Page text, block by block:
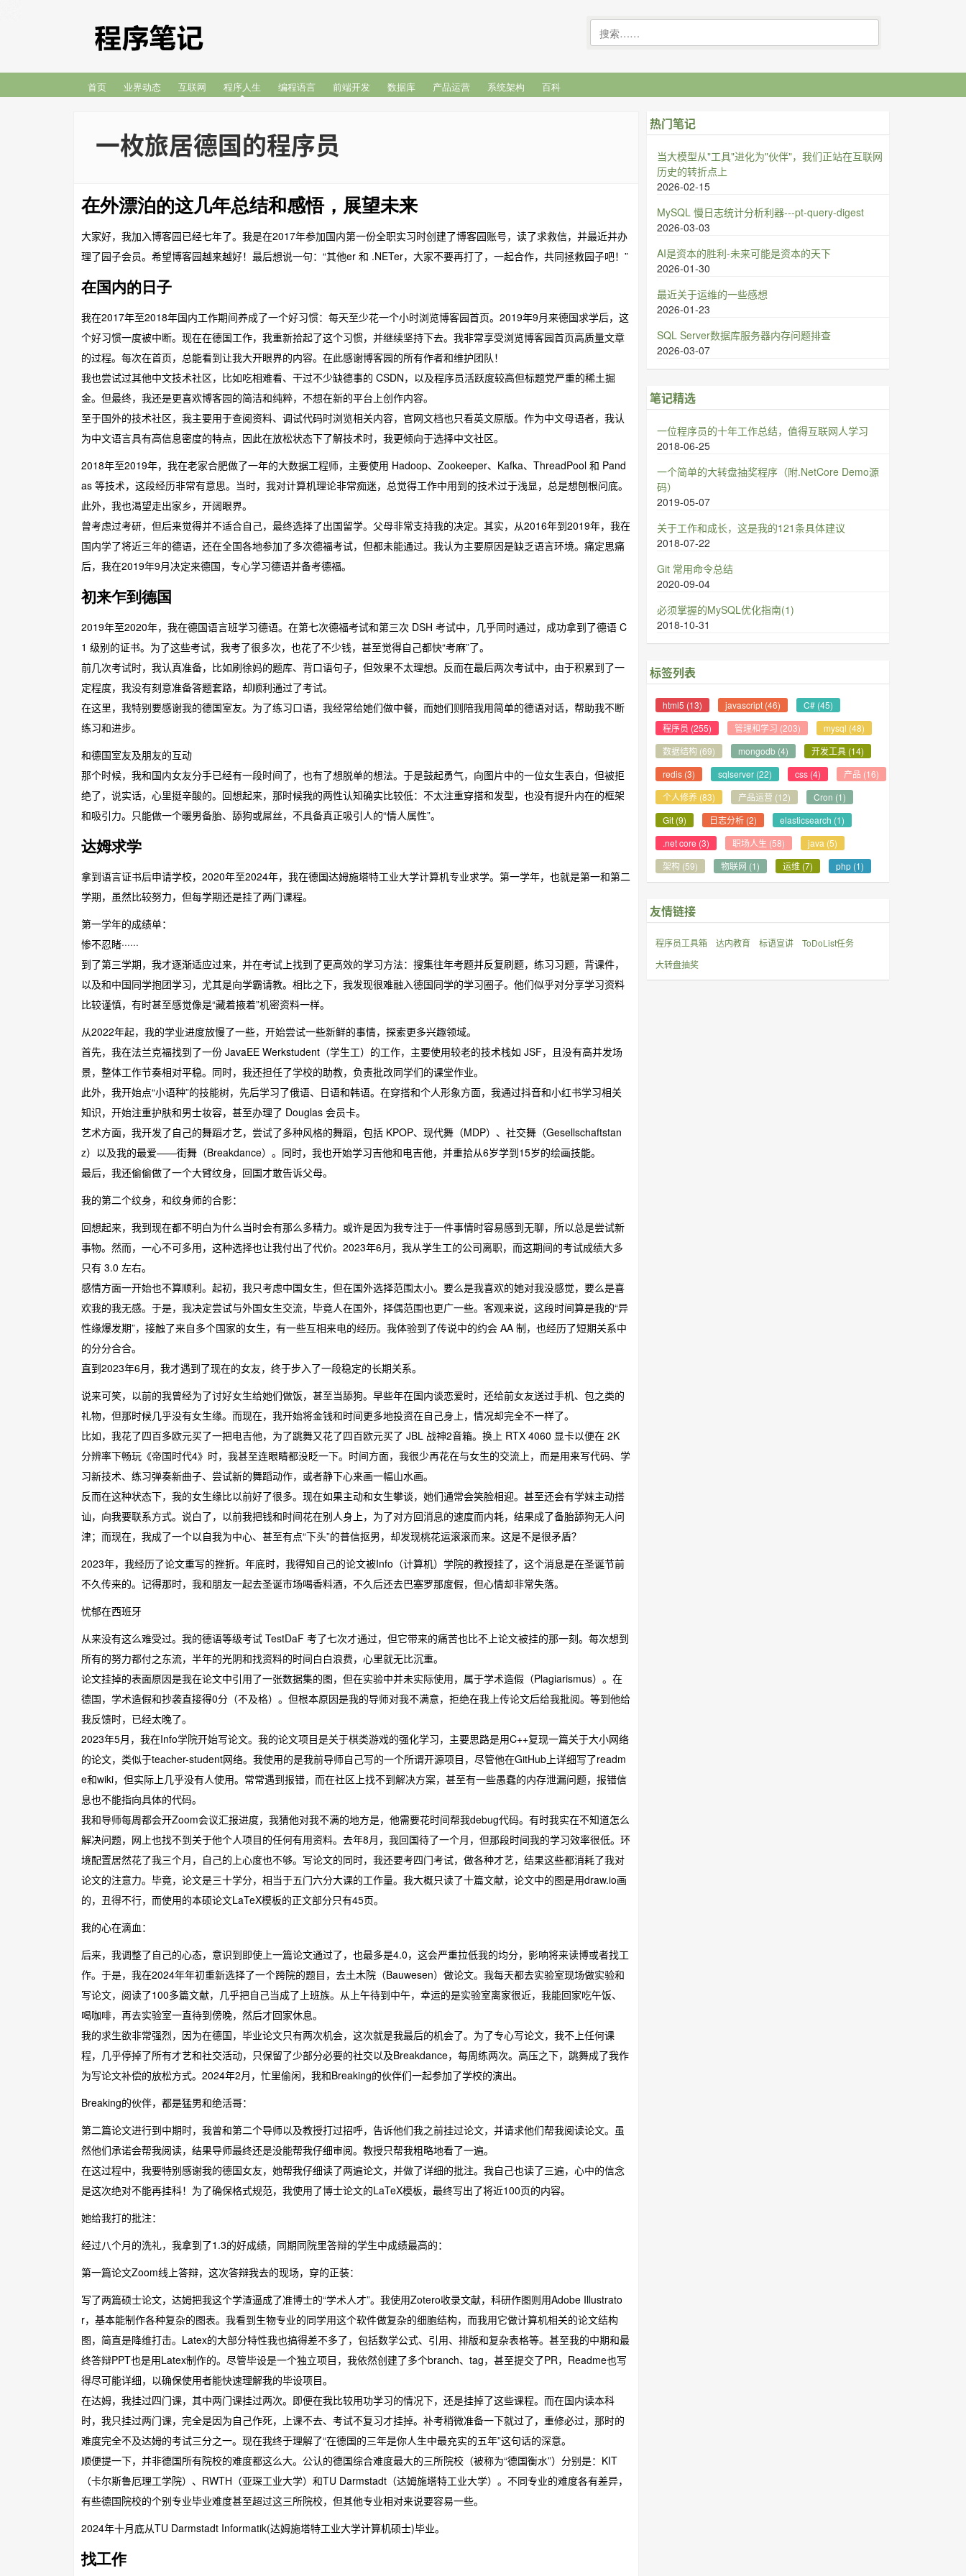
首页 业界动态 互联网 程序人生 编程语言 前端开发 数据库 产品运营 系统架构 百科
一枚旅居德国的程序员
在外漂泊的这几年总结和感悟，展望未来
大家好，我加入博客园已经七年了。我是在2017年参加国内第一份全职实习时创建了博客园账号，读了求救信，并最近并办
理了园子会员。希望博客园越来越好！最后想说一句：“其他er 和 .NETer，大家不要再打了，一起合作，共同拯救园子吧！”
在国内的日子
我在2017年至2018年国内工作期间养成了一个好习惯：每天至少花一个小时浏览博客园首页。2019年9月来德国求学后，这
个好习惯一度被中断。现在在德国工作，我重新拾起了这个习惯，并继续坚持下去。我非常享受浏览博客园首页高质量文章
的过程。每次在首页，总能看到让我大开眼界的内容。在此感谢博客园的所有作者和维护团队！
我也尝试过其他中文技术社区，比如吃相难看、干过不少缺德事的 CSDN，以及程序员活跃度较高但标题党严重的稀土掘
金。但最终，我还是更喜欢博客园的简洁和纯粹，不想在新的平台上创作内容。
至于国外的技术社区，我主要用于查阅资料、调试代码时浏览相关内容，官网文档也只看英文原版。作为中文母语者，我认
为中文语言具有高信息密度的特点，因此在放松状态下了解技术时，我更倾向于选择中文社区。
2018年至2019年，我在老家合肥做了一年的大数据工程师，主要使用 Hadoop、Zookeeper、Kafka、ThreadPool 和 Pand
as 等技术，这段经历非常有意思。当时，我对计算机理论非常痴迷，总觉得工作中用到的技术过于浅显，总是想刨根问底。
此外，我也渴望走出家乡，开阔眼界。
曾考虑过考研，但后来觉得并不适合自己，最终选择了出国留学。父母非常支持我的决定。其实，从2016年到2019年，我在
国内学了将近三年的德语，还在全国各地参加了多次德福考试，但都未能通过。我认为主要原因是缺乏语言环境。痛定思痛
后，我在2019年9月决定来德国，专心学习德语并备考德福。
初来乍到德国
2019年至2020年，我在德国语言班学习德语。在第七次德福考试和第三次 DSH 考试中，几乎同时通过，成功拿到了德语 C
1 级别的证书。为了这些考试，我考了很多次，也花了不少钱，甚至觉得自己都快“考麻”了。
前几次考试时，我认真准备，比如刷徐妈的题库、背口语句子，但效果不太理想。反而在最后两次考试中，由于积累到了一
定程度，我没有刻意准备答题套路，却顺利通过了考试。
在这里，我特别要感谢我的德国室友。为了练习口语，我经常给她们做中餐，而她们则陪我用简单的德语对话，帮助我不断
练习和进步。
和德国室友及朋友的互动
那个时候，我和国内女友分手已经有一段时间了，也有了想脱单的想法。于是鼓起勇气，向图片中的一位女生表白，但被拒
绝了，说实话，心里挺辛酸的。回想起来，那时候我的两性认知确实比较低：不太注重穿搭和发型，也没有提升内在的框架
和吸引力。只能做一个暖男备胎、舔狗或屌丝，不具备真正吸引人的“情人属性”。
达姆求学
拿到语言证书后申请学校，2020年至2024年，我在德国达姆施塔特工业大学计算机专业求学。第一学年，也就是第一和第二
学期，虽然比较努力，但每学期还是挂了两门课程。
第一学年的成绩单：
惨不忍睹······
到了第三学期，我才逐渐适应过来，并在考试上找到了更高效的学习方法：搜集往年考题并反复刷题，练习习题，背课件，
以及和中国同学抱团学习，尤其是向学霸请教。相比之下，我发现很难融入德国同学的学习圈子。他们似乎对分享学习资料
比较谨慎，有时甚至感觉像是“藏着掖着”机密资料一样。
从2022年起，我的学业进度放慢了一些，开始尝试一些新鲜的事情，探索更多兴趣领域。
首先，我在法兰克福找到了一份 JavaEE Werkstudent（学生工）的工作，主要使用较老的技术栈如 JSF，且没有高并发场
景，整体工作节奏相对平稳。同时，我还担任了学校的助教，负责批改同学们的课堂作业。
此外，我开始点“小语种”的技能树，先后学习了俄语、日语和韩语。在穿搭和个人形象方面，我通过抖音和小红书学习相关
知识，开始注重护肤和男士妆容，甚至办理了 Douglas 会员卡。
艺术方面，我开发了自己的舞蹈才艺，尝试了多种风格的舞蹈，包括 KPOP、现代舞（MDP）、社交舞（Gesellschaftstan
z）以及我的最爱——街舞（Breakdance）。同时，我也开始学习吉他和电吉他，并重拾从6岁学到15岁的绘画技能。
最后，我还偷偷做了一个大臂纹身，回国才敢告诉父母。
我的第二个纹身，和纹身师的合影：
回想起来，我到现在都不明白为什么当时会有那么多精力。或许是因为我专注于一件事情时容易感到无聊，所以总是尝试新
事物。然而，一心不可多用，这种选择也让我付出了代价。2023年6月，我从学生工的公司离职，而这期间的考试成绩大多
只有 3.0 左右。
感情方面一开始也不算顺利。起初，我只考虑中国女生，但在国外选择范围太小。要么是我喜欢的她对我没感觉，要么是喜
欢我的我无感。于是，我决定尝试与外国女生交流，毕竟人在国外，择偶范围也更广一些。客观来说，这段时间算是我的“异
性缘爆发期”，接触了来自多个国家的女生，有一些互相来电的经历。我体验到了传说中的约会 AA 制，也经历了短期关系中
的分分合合。
直到2023年6月，我才遇到了现在的女友，终于步入了一段稳定的长期关系。
说来可笑，以前的我曾经为了讨好女生给她们做饭，甚至当舔狗。早些年在国内谈恋爱时，还给前女友送过手机、包之类的
礼物，但那时候几乎没有女生缘。而现在，我开始将金钱和时间更多地投资在自己身上，情况却完全不一样了。
比如，我花了四百多欧元买了一把电吉他，为了跳舞又花了四百欧元买了 JBL 战神2音箱。换上 RTX 4060 显卡以便在 2K
分辨率下畅玩《帝国时代4》时，我甚至连眼睛都没眨一下。时间方面，我很少再花在与女生的交流上，而是用来写代码、学
习新技术、练习弹奏新曲子、尝试新的舞蹈动作，或者静下心来画一幅山水画。
反而在这种状态下，我的女生缘比以前好了很多。现在如果主动和女生攀谈，她们通常会笑脸相迎。甚至还会有学妹主动搭
讪，向我要联系方式。说白了，以前我把钱和时间花在别人身上，为了对方回消息的速度而内耗，结果成了备胎舔狗无人问
津；而现在，我成了一个以自我为中心、甚至有点“下头”的普信抠男，却发现桃花运滚滚而来。这是不是很矛盾？
2023年，我经历了论文重写的挫折。年底时，我得知自己的论文被Info（计算机）学院的教授挂了，这个消息是在圣诞节前
不久传来的。记得那时，我和朋友一起去圣诞市场喝香料酒，不久后还去巴塞罗那度假，但心情却非常失落。
忧郁在西班牙
从来没有这么难受过。我的德语等级考试 TestDaF 考了七次才通过，但它带来的痛苦也比不上论文被挂的那一刻。每次想到
所有的努力都付之东流，半年的光阴和找资料的时间白白浪费，心里就无比沉重。
论文挂掉的表面原因是我在论文中引用了一张数据集的图，但在实验中并未实际使用，属于学术造假（Plagiarismus）。在
德国，学术造假和抄袭直接得0分（不及格）。但根本原因是我的导师对我不满意，拒绝在我上传论文后给我批阅。等到他给
我反馈时，已经太晚了。
2023年5月，我在Info学院开始写论文。我的论文项目是关于棋类游戏的强化学习，主要思路是用C++复现一篇关于大小网络
的论文，类似于teacher-student网络。我使用的是我前导师自己写的一个所谓开源项目，尽管他在GitHub上详细写了readm
e和wiki，但实际上几乎没有人使用。常常遇到报错，而在社区上找不到解决方案，甚至有一些愚蠢的内存泄漏问题，报错信
息也不能指向具体的代码。
我和导师每周都会开Zoom会议汇报进度，我猜他对我不满的地方是，他需要花时间帮我debug代码。有时我实在不知道怎么
解决问题，网上也找不到关于他个人项目的任何有用资料。去年8月，我回国待了一个月，但那段时间我的学习效率很低。环
境配置居然花了我三个月，自己的上心度也不够。写论文的同时，我还要考四门考试，做各种才艺，结果这些都消耗了我对
论文的注意力。毕竟，论文是三十学分，相当于五门六分大课的工作量。我大概只读了十篇文献，论文中的图是用draw.io画
的，丑得不行，而使用的本硕论文LaTeX模板的正文部分只有45页。
我的心在滴血：
后来，我调整了自己的心态，意识到即使上一篇论文通过了，也最多是4.0，这会严重拉低我的均分，影响将来读博或者找工
作。于是，我在2024年年初重新选择了一个跨院的题目，去土木院（Bauwesen）做论文。我每天都去实验室现场做实验和
写论文，阅读了100多篇文献，几乎把自己当成了上班族。从上午待到中午，幸运的是实验室离家很近，我能回家吃午饭、
喝咖啡，再去实验室一直待到傍晚，然后才回家休息。
我的求生欲非常强烈，因为在德国，毕业论文只有两次机会，这次就是我最后的机会了。为了专心写论文，我不上任何课
程，几乎停掉了所有才艺和社交活动，只保留了少部分必要的社交以及Breakdance，每周练两次。高压之下，跳舞成了我作
为写论文补偿的放松方式。2024年2月，忙里偷闲，我和Breaking的伙伴们一起参加了学校的演出。
Breaking的伙伴，都是猛男和绝活哥：
第二篇论文进行到中期时，我曾和第二个导师以及教授打过招呼，告诉他们我之前挂过论文，并请求他们帮我阅读论文。虽
然他们承诺会帮我阅读，结果导师最终还是没能帮我仔细审阅。教授只帮我粗略地看了一遍。
在这过程中，我要特别感谢我的德国女友，她帮我仔细读了两遍论文，并做了详细的批注。我自己也读了三遍，心中的信念
是这次绝对不能再挂科！为了确保格式规范，我使用了博士论文的LaTeX模板，最终写出了将近100页的内容。
她给我打的批注：
经过八个月的洗礼，我拿到了1.3的好成绩，同期同院里答辩的学生中成绩最高的：
第一篇论文Zoom线上答辩，这次答辩我去的现场，穿的正装：
写了两篇硕士论文，达姆把我这个学渣逼成了准博士的“学术人才”。我使用Zotero收录文献，科研作图则用Adobe Illustrato
r，基本能制作各种复杂的图表。我看到生物专业的同学用这个软件做复杂的细胞结构，而我用它做计算机相关的论文结构
图，简直是降维打击。Latex的大部分特性我也搞得差不多了，包括数学公式、引用、排版和复杂表格等。甚至我的中期和最
终答辩PPT也是用Latex制作的。尽管毕设是一个独立项目，我依然创建了多个branch、tag，甚至提交了PR，Readme也写
得尽可能详细，以确保使用者能快速理解我的毕设项目。
在达姆，我挂过四门课，其中两门课挂过两次。即便在我比较用功学习的情况下，还是挂掉了这些课程。而在国内读本科
时，我只挂过两门课，完全是因为自己作死，上课不去、考试不复习才挂掉。补考稍微准备一下就过了，重修必过，那时的
难度完全不及达姆的考试三分之一。现在我终于理解了“在德国的三年是你人生中最充实的五年”这句话的深意。
顺便提一下，并非德国所有院校的难度都这么大。公认的德国综合难度最大的三所院校（被称为“德国衡水”）分别是：KIT
（卡尔斯鲁厄理工学院）、RWTH（亚琛工业大学）和TU Darmstadt（达姆施塔特工业大学）。不同专业的难度各有差异，
有些德国院校的个别专业毕业难度甚至超过这三所院校，但其他专业相对来说要容易一些。
2024年十月底从TU Darmstadt Informatik(达姆施塔特工业大学计算机硕士)毕业。
找工作
热门笔记
当大模型从"工具"进化为"伙伴"，我们正站在互联网
历史的转折点上
2026-02-15
MySQL 慢日志统计分析利器---pt-query-digest
2026-03-03
AI是资本的胜利-未来可能是资本的天下
2026-01-30
最近关于运维的一些感想
2026-01-23
SQL Server数据库服务器内存问题排查
2026-03-07
笔记精选
一位程序员的十年工作总结，值得互联网人学习
2018-06-25
一个简单的大转盘抽奖程序（附.NetCore Demo源
码）
2019-05-07
关于工作和成长，这是我的121条具体建议
2018-07-22
Git 常用命令总结
2020-09-04
必须掌握的MySQL优化指南(1)
2018-10-31
标签列表
html5 (13) javascript(46) C#(45)
程序员 (255) 管理和学习 (203) mysql (48)
数据结构 (69) mongodb(4) 开发工具(14)
redis(3) sqlserver(22) css(4) 产品 (16)
个人修养(83) 产品运营 (12) Cron (1)
Git(9) 日志分析(2) elasticsearch (1)
.net core (3) 职场人生 (58) java (5)
架构 (59) 物联网 (1) 运维(7) php(1)
友情链接
程序员工具箱 达内教育 标语宣讲
ToDoList任务
大转盘抽奖